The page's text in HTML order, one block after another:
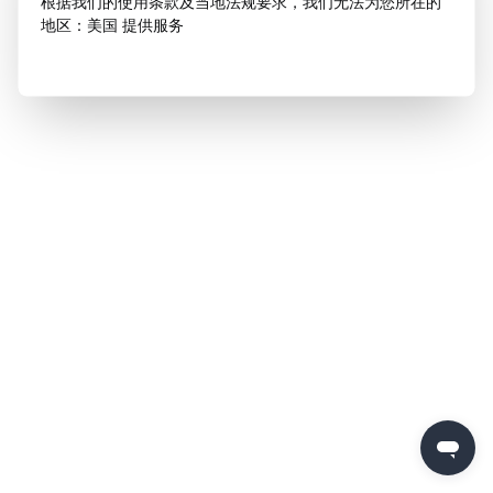
地区：美国 提供服务